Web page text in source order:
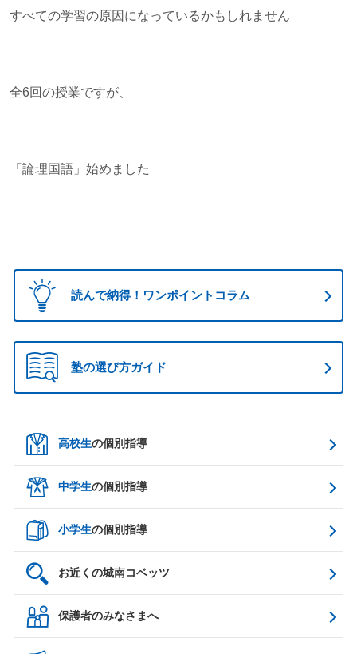
すべての学習の原因になっているかもしれません
全6回の授業ですが、
「論理国語」始めました
読んで納得！ワンポイントコラム
塾の選び方ガイド
高校生の個別指導
中学生の個別指導
小学生の個別指導
お近くの城南コベッツ
保護者のみなさまへ